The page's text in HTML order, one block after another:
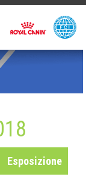
Esposizione